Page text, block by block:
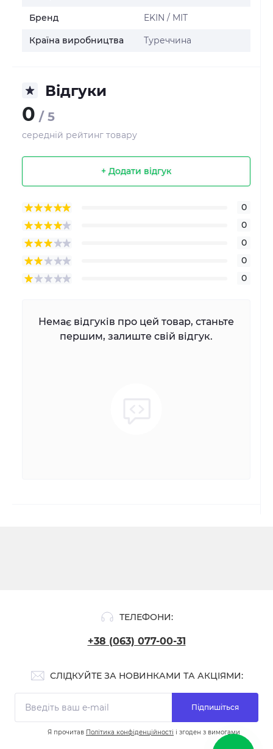
Бренд EKIN / MIT
Країна виробництва Туреччина
Відгуки
0 / 5
середній рейтинг товару
+ Додати відгук
0
0
0
0
0
Немає відгуків про цей товар, станьте
першим, залиште свій відгук.
ТЕЛЕФОНИ:
+38 (063) 077-00-31
СЛІДКУЙТЕ ЗА НОВИНКАМИ ТА АКЦІЯМИ:
Підпишіться
Я прочитав Політика конфіденційності і згоден з вимогами